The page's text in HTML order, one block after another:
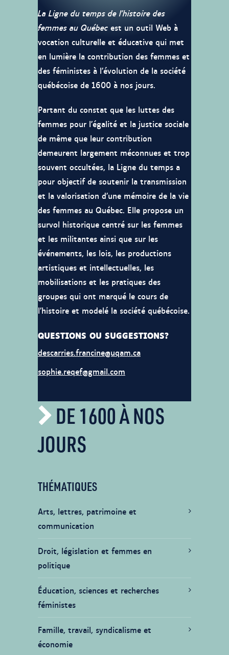
La Ligne du temps de l’histoire des
femmes au Québec est un outil Web à
vocation culturelle et éducative qui met
en lumière la contribution des femmes et
des féministes à l’évolution de la société
québécoise de 1600 à nos jours.
Partant du constat que les luttes des
femmes pour l’égalité et la justice sociale
de même que leur contribution
demeurent largement méconnues et trop
souvent occultées, la Ligne du temps a
pour objectif de soutenir la transmission
et la valorisation d’une mémoire de la vie
des femmes au Québec. Elle propose un
survol historique centré sur les femmes
et les militantes ainsi que sur les
événements, les lois, les productions
artistiques et intellectuelles, les
mobilisations et les pratiques des
groupes qui ont marqué le cours de
l’histoire et modelé la société québécoise.
QUESTIONS OU SUGGESTIONS?
descarries.francine@uqam.ca
sophie.reqef@gmail.com
DE 1600 À NOS
JOURS
THÉMATIQUES
Arts, lettres, patrimoine et
communication
Droit, législation et femmes en
politique
Éducation, sciences et recherches
féministes
Famille, travail, syndicalisme et
économie